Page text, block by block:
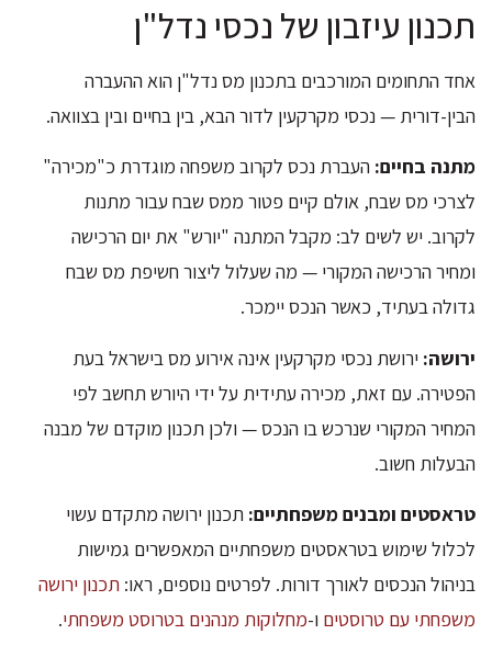
תכנון עיזבון של נכסי נדל"ן
אחד התחומים המורכבים בתכנון מס נדל"ן הוא ההעברה
הבין-דורית — נכסי מקרקעין לדור הבא, בין בחיים ובין בצוואה.
מתנה בחיים: העברת נכס לקרוב משפחה מוגדרת כ"מכירה"
לצרכי מס שבח, אולם קיים פטור ממס שבח עבור מתנות
לקרוב. יש לשים לב: מקבל המתנה "יורש" את יום הרכישה
ומחיר הרכישה המקורי — מה שעלול ליצור חשיפת מס שבח
גדולה בעתיד, כאשר הנכס יימכר.
ירושה: ירושת נכסי מקרקעין אינה אירוע מס בישראל בעת
הפטירה. עם זאת, מכירה עתידית על ידי היורש תחשב לפי
המחיר המקורי שנרכש בו הנכס — ולכן תכנון מוקדם של מבנה
הבעלות חשוב.
טראסטים ומבנים משפחתיים: תכנון ירושה מתקדם עשוי
לכלול שימוש בטראסטים משפחתיים המאפשרים גמישות
בניהול הנכסים לאורך דורות. לפרטים נוספים, ראו: תכנון ירושה
משפחתי עם טרוסטים ו-מחלוקות מנהנים בטרוסט משפחתי.